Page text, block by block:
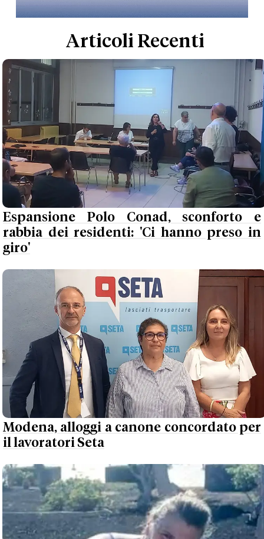
Articoli Recenti
Espansione Polo Conad, sconforto e
rabbia dei residenti: 'Ci hanno preso in
giro'
Modena, alloggi a canone concordato per
il lavoratori Seta